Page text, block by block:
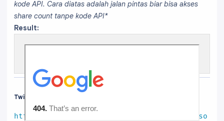
kode API. Cara diatas adalah jalan pintas biar bisa akses
share count tanpe kode API*
Result:
Twitter
http://cdn.api.twitter.com/1/urls/count.jso